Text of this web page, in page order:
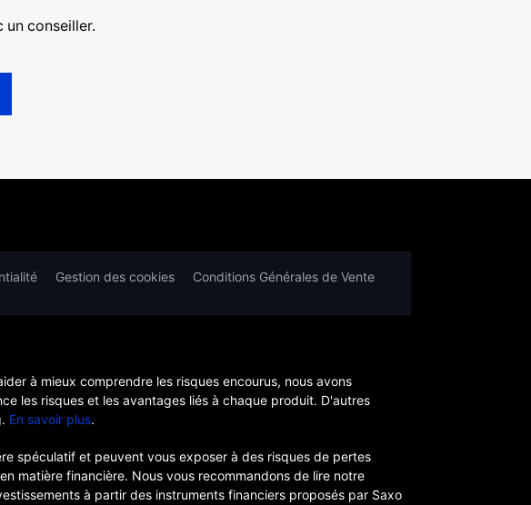
conseiller.
Gestion des cookies Conditions Générales de Vente
à mieux comprendre les risques encourus, nous avons
les risques et les avantages liés à chaque produit. D'autres
En savoir plus.
spéculatif et peuvent vous exposer à des risques de pertes
matière financière. Nous vous recommandons de lire notre
à partir des instruments financiers proposés par Saxo